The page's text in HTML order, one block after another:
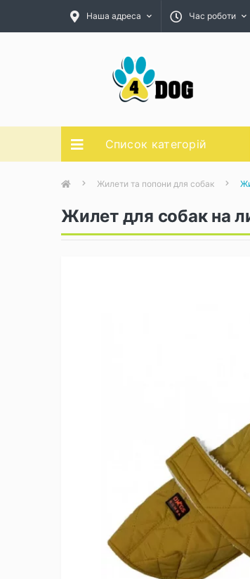
Наша адреса Час роботи
Список категорій
Жилети та попони для собак
Жилет для собак на